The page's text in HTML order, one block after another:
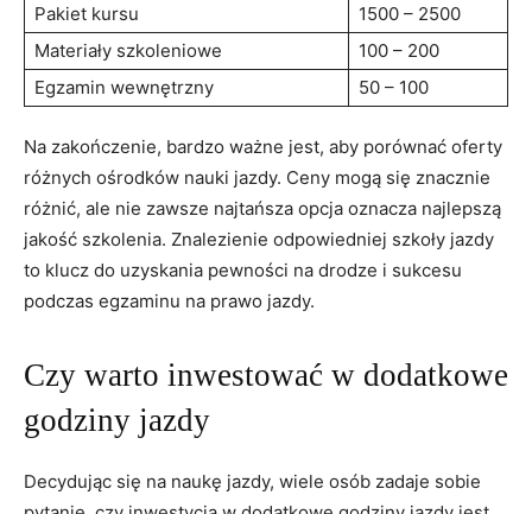
Pakiet kursu
1500 – 2500
Materiały szkoleniowe
100 – 200
Egzamin wewnętrzny
50‍ – 100
Na zakończenie, bardzo‌ ważne jest, aby porównać ⁤oferty
różnych⁢ ośrodków nauki jazdy. Ceny ⁣mogą⁢ się znacznie​
różnić, ale nie zawsze najtańsza opcja oznacza najlepszą
jakość szkolenia. Znalezienie⁢ odpowiedniej szkoły jazdy
to klucz do‍ uzyskania pewności na​ drodze i sukcesu‍
podczas⁢ egzaminu na prawo‍ jazdy.
Czy ⁣warto inwestować w dodatkowe
godziny jazdy
Decydując się na naukę jazdy, wiele osób zadaje ⁤sobie